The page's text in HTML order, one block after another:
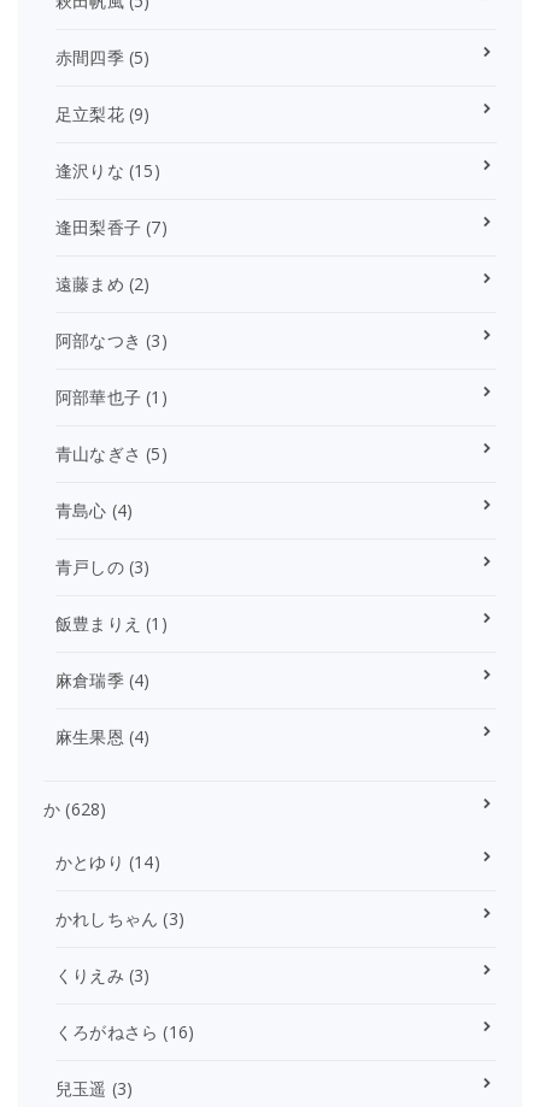
赤間四季(5)
足立梨花(9)
逢沢りな (15)
逢田梨香子 (7)
遠藤まめ (2)
阿部なつき (3)
阿部華也子 (1)
青山なぎさ (5)
青島心 (4)
青戸しの(3)
飯豊まりえ (1)
麻倉瑞季(4)
麻生果恩 (4)
か (628)
かとゆり (14)
かれしちゃん (3)
くりえみ (3)
くろがねさら (16)
兒玉遥 (3)